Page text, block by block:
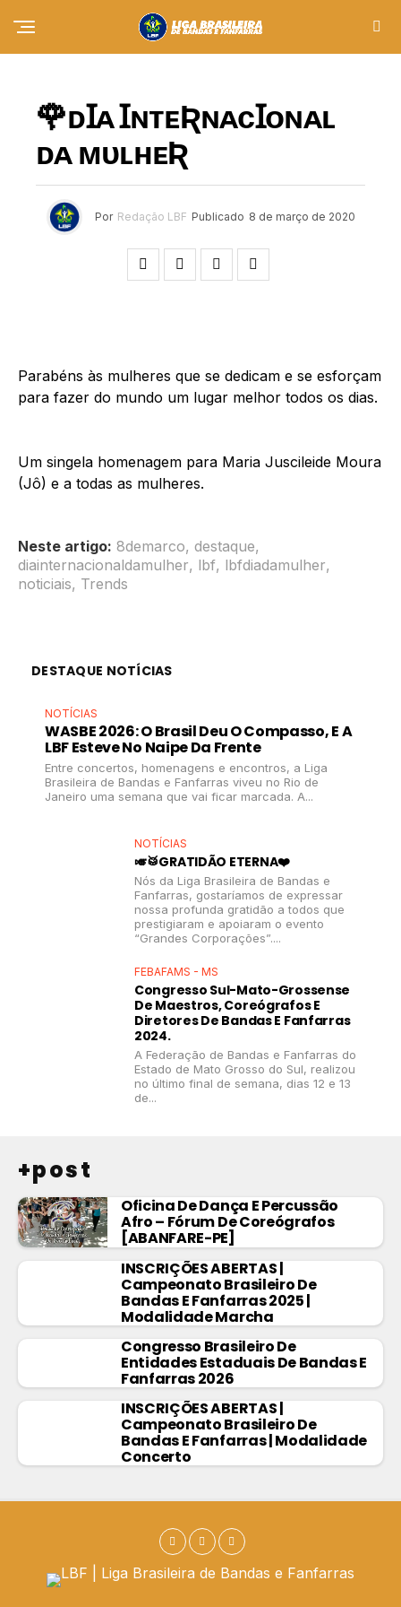
🌹ᴅꞮᴀ ꞮɴᴛᴇƦɴᴀᴄꞮᴏɴᴀʟ
ᴅᴀ ᴍᴜʟʜᴇƦ ⠀⠀⠀⠀⠀⠀⠀
Por Redação LBF Publicado 8 de março de 2020
Parabéns às mulheres que se dedicam e se esforçam
para fazer do mundo um lugar melhor todos os dias.
Um singela homenagem para Maria Juscileide Moura
(Jô) e a todas as mulheres.
Neste artigo: 8demarco, destaque,
diainternacionaldamulher, lbf, lbfdiadamulher,
noticiais, Trends
DESTAQUE NOTÍCIAS
NOTÍCIAS
WASBE 2026: O Brasil Deu O Compasso, E A
LBF Esteve No Naipe Da Frente
Entre concertos, homenagens e encontros, a Liga
Brasileira de Bandas e Fanfarras viveu no Rio de
Janeiro uma semana que vai ficar marcada. A...
NOTÍCIAS
🎺🥁GRATIDÃO ETERNA❤️
Nós da Liga Brasileira de Bandas e
Fanfarras, gostaríamos de expressar
nossa profunda gratidão a todos que
prestigiaram e apoiaram o evento
“Grandes Corporações”....
FEBAFAMS - MS
Congresso Sul-Mato-Grossense
De Maestros, Coreógrafos E
Diretores De Bandas E Fanfarras
2024.
A Federação de Bandas e Fanfarras do
Estado de Mato Grosso do Sul, realizou
no último final de semana, dias 12 e 13
de...
+post
Oficina De Dança E Percussão
Afro – Fórum De Coreógrafos
[ABANFARE-PE]
INSCRIÇÕES ABERTAS |
Campeonato Brasileiro De
Bandas E Fanfarras 2025 |
Modalidade Marcha
Congresso Brasileiro De
Entidades Estaduais De Bandas E
Fanfarras 2026
INSCRIÇÕES ABERTAS |
Campeonato Brasileiro De
Bandas E Fanfarras | Modalidade
Concerto